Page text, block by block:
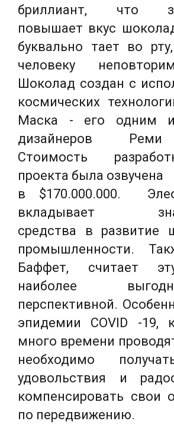
бриллиант, что
повышает вкус
буквально тает во
человеку
Шоколад создан с
космических
Маска - его одним
дизайнеров
Стоимость
проекта была озвучена
в $170.000.000.
вкладывает
средства в развитие
промышленности.
Баффет, считает
наиболее
перспективной.
эпидемии COVID -19,
много времени
необходимо
удовольствия и
компенсировать свои
по передвижению.